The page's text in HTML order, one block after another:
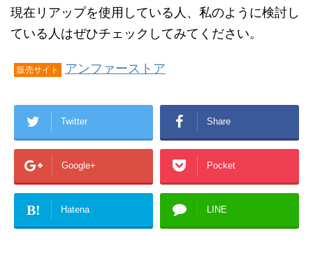
現在リアップを使用している人、私のように検討し
ている人はぜひチェックしてみてください。
販売サイト アンファーストア
Twitter Share
Google+ Pocket
B! Hatena LINE